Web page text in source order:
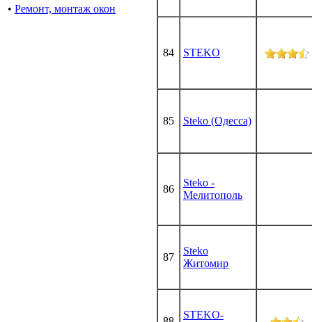
• Ремонт, монтаж окон
84 STEKO
85 Steko (Одесса)
86
Steko -
Мелитополь
87
Steko
Житомир
STEKO-